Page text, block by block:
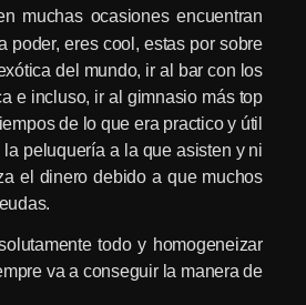
muchas ocasiones encuentran
poder, eres cool, estas por sobre
del mundo, ir al bar con los
e incluso, ir al gimnasio más top
de lo que era practico y útil
peluquería a la que asisten y ni
el dinero debido a que muchos
todo y homogeneizar
va a conseguir la manera de